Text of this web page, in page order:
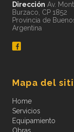
Dirección Av.
Burzaco, CP 1852
Provincia de
Argentina
Mapa del
Home
Servicios
Equipamiento